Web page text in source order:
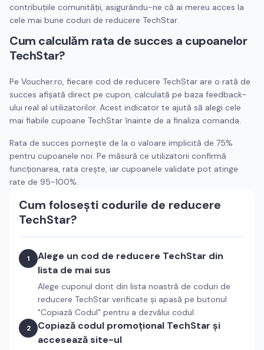
contribuțiile comunității, asigurându-ne că ai mereu acces la
cele mai bune coduri de reducere TechStar.
Cum calculăm rata de succes a cupoanelor
TechStar?
Pe Voucher.ro, fiecare cod de reducere TechStar are o rată de
succes afișată direct pe cupon, calculată pe baza feedback-
ului real al utilizatorilor. Acest indicator te ajută să alegi cele
mai fiabile cupoane TechStar înainte de a finaliza comanda.
Rata de succes pornește de la o valoare implicită de 75%
pentru cupoanele noi. Pe măsură ce utilizatorii confirmă
funcționarea, rata crește, iar cupoanele validate pot atinge
rate de 95-100%.
Cum folosești codurile de reducere
TechStar?
1 Alege un cod de reducere TechStar din
lista de mai sus
Alege cuponul dorit din lista noastră de coduri de
reducere TechStar verificate și apasă pe butonul
"Copiază Codul" pentru a dezvălui codul.
2 Copiază codul promoțional TechStar și
accesează site-ul